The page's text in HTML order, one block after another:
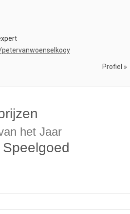
Profiel »
het Jaar